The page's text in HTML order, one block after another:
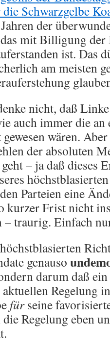
Schwarzgelbe
der
mit Billigung
ist. Das
am meisten
nicht, daß
auch immer die
wären.
der absoluten
– ja daß dieses
Parteien eine
kurzer Frist nicht
– traurig. Einfach
genauso
darum daß
Regelung
fürseine
Regelung eben